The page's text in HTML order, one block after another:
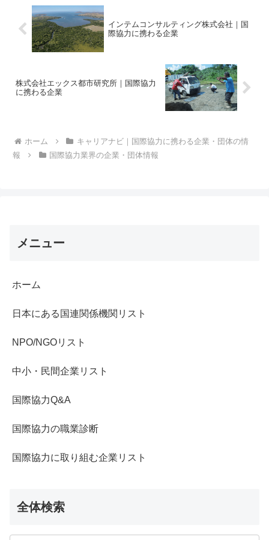
インテムコンサルティング株式会社｜国
際協力に携わる企業
株式会社エックス都市研究所｜国際協力
に携わる企業
ホーム
キャリアナビ｜国際協力に携わる企業・団体の情
報
国際協力業界の企業・団体情報
メニュー
ホーム
日本にある国連関係機関リスト
NPO/NGOリスト
中小・民間企業リスト
国際協力Q&A
国際協力の職業診断
国際協力に取り組む企業リスト
全体検索